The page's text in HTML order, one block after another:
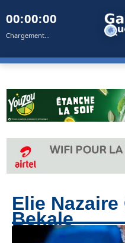
00:00:00
Chargement...
Elie
Bekale